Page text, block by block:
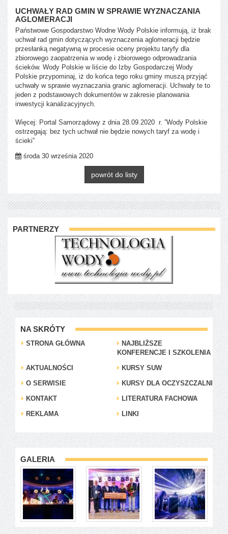
UCHWAŁY RAD GMIN W SPRAWIE WYZNACZANIA
AGLOMERACJI
Państwowe Gospodarstwo Wodne Wody Polskie informują, iż brak
uchwał rad gmin dotyczących wyznaczenia aglomeracji będzie
przesłanką negatywną w procesie oceny projektu taryfy dla
zbiorowego zaopatrzenia w wodę i zbiorowego odprowadzania
ścieków. Wody Polskie w liście do Izby Gospodarczej Wody
Polskie przypominaj, iż do końca tego roku gminy muszą przyjąć
uchwały w sprawie wyznaczania granic aglomeracji. Uchwały te to
jeden z podstawowych dokumentów w zakresie planowania
inwestycji kanalizacyjnych.
Więcej: Portal Samorządowy z dnia 28.09.2020 r. ”Wody Polskie
ostrzegają: bez tych uchwał nie będzie nowych taryf za wodę i
ścieki”
środa 30 września 2020
powrót do listy
PARTNERZY
NA SKRÓTY
STRONA GŁÓWNA
NAJBLIŻSZE
KONFERENCJE I SZKOLENIA
AKTUALNOŚCI
KURSY SUW
O SERWISIE
KURSY DLA OCZYSZCZALNI
KONTAKT
LITERATURA FACHOWA
REKLAMA
LINKI
GALERIA